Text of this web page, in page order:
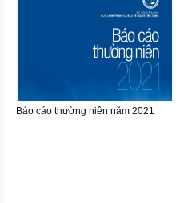
Báo cáo thường niên năm 2021